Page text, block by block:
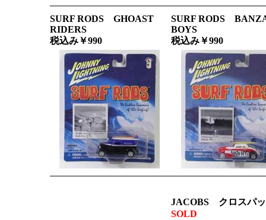
SURF RODS GHOAST
RIDERS
税込み￥990
SURF RODS
BOYS
税込み￥990
JACOBS クロスパ
SOLD